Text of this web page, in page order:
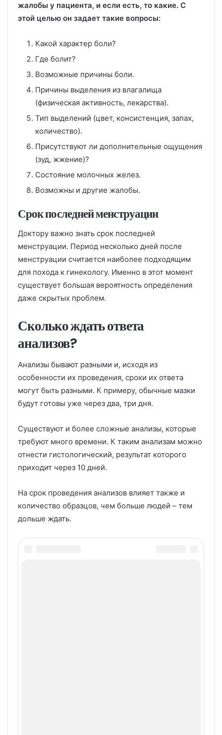
жалобы у пациента, и если есть, то какие. С
этой целью он задает такие вопросы:
Какой характер боли?
Где болит?
Возможные причины боли.
Причины выделения из влагалища
(физическая активность, лекарства).
Тип выделений (цвет, консистенция, запах,
количество).
Присутствуют ли дополнительные ощущения
(зуд, жжение)?
Состояние молочных желез.
Возможны и другие жалобы.
Срок последней менструации
Доктору важно знать срок последней
менструации. Период несколько дней после
менструации считается наиболее подходящим
для похода к гинекологу. Именно в этот момент
существует большая вероятность определения
даже скрытых проблем.
Сколько ждать ответа
анализов?
Анализы бывают разными и, исходя из
особенности их проведения, сроки их ответа
могут быть разными. К примеру, обычные мазки
будут готовы уже через два, три дня.
Существуют и более сложные анализы, которые
требуют много времени. К таким анализам можно
отнести гистологический, результат которого
приходит через 10 дней.
На срок проведения анализов влияет также и
количество образцов, чем больше людей – тем
дольше ждать.